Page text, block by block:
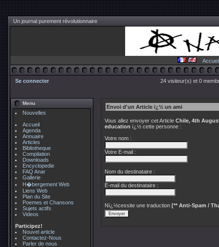
Un journal purement révolutionnaire
Accueil
Se connecter 24 visiteur(s) et 0
Menu
Nouvelles
Accueil
Agenda
Annuaire
Articles
Bibliotheque
Compilation
Downloads
Encyclopedie
FAQ Anar
Gallerie
H�bergement Web
Liens Web
Plan du Site
Poemes et Chansons
Sujets actifs
Videos
Participez!
Nouvel article
Contactez-Nous
Parler de nous
Envoi d'un Article ï¿½ un ami
Vous allez envoyer cet Article Chile, 4th
education ï¿½ cette personne :
Votre nom :
Votre E-mail :
Nom du destinataire :
E-mail du destinataire :
Nï¿½cessite une traduction [** Anti-Spam /